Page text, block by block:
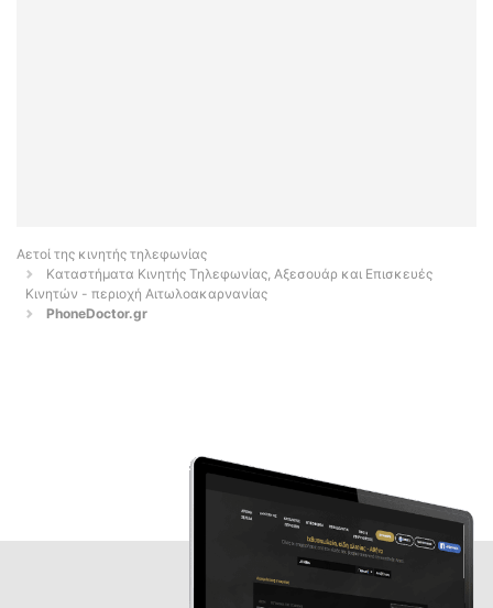
Αετοί της κινητής τηλεφωνίας
Καταστήματα Κινητής Τηλεφωνίας, Αξεσουάρ και Επισκευές
Κινητών - περιοχή Αιτωλοακαρνανίας
PhoneDoctor.gr